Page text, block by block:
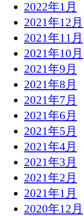
2022年1月
2021年12月
2021年11月
2021年10月
2021年9月
2021年8月
2021年7月
2021年6月
2021年5月
2021年4月
2021年3月
2021年2月
2021年1月
2020年12月